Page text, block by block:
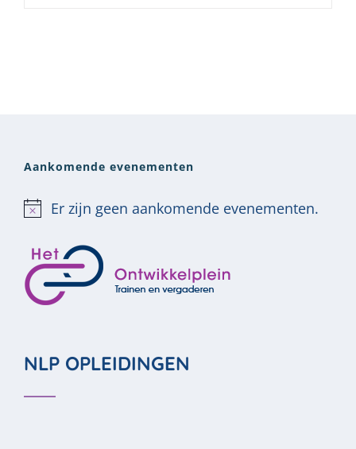
Aankomende evenementen
Bericht
Er zijn geen aankomende evenementen.
NLP OPLEIDINGEN